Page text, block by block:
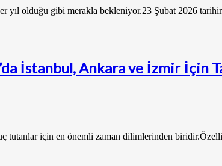
yıl olduğu gibi merakla bekleniyor.23 Şubat 2026
İstanbul, Ankara ve İzmir İçin
tutanlar için en önemli zaman dilimlerinden